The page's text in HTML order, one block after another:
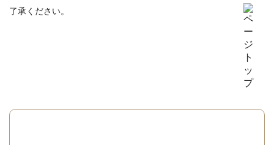
了承ください。